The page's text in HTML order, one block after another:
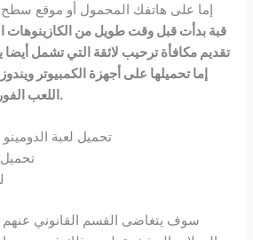
إما على هاتفك المحمول أو موقع
قبة بدأت قبل وقت طويل من الكازينوهات
تقديم مكافأة ترحيب لائقة التي تشمل أيضا
إما تحميلها على أجهزة الكمبيوتر
اللعب الفوري على أي متصفح ويب.
تحميل لعبة الدومينو
سوف يتغاضى القسم القانوني عنهم